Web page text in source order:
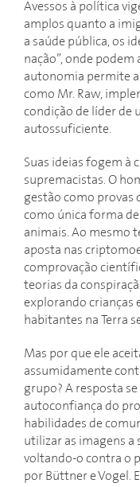
Avessos à política
amplos quanto a
a saúde pública, os
nação”, onde podem
autonomia permite a
como Mr. Raw,
condição de líder de
autossuficiente.
Suas ideias fogem à
supremacistas. O
gestão como provas
como única forma
animais. Ao mesmo
aposta nas
comprovação
teorias da
explorando crianças
habitantes na Terra
Mas por que ele
assumidamente
grupo? A resposta
autoconfiança do
habilidades de
utilizar as imagens a
voltando-o contra o
por Büttner e Vogel.